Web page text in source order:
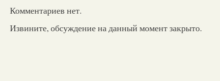
Комментариев нет.
Извините, обсуждение на данный момент закрыто.